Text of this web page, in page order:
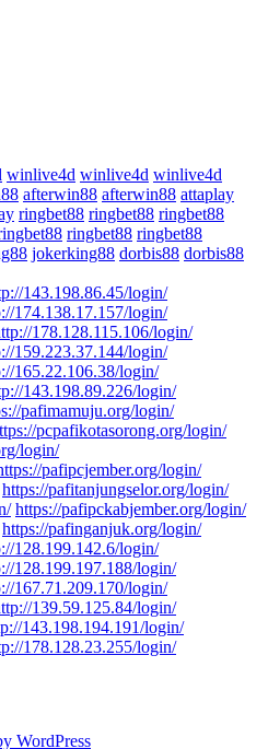
winlive4d winlive4d winlive4d
afterwin88 afterwin88 attaplay
ringbet88 ringbet88 ringbet88
ringbet88 ringbet88
jokerking88 dorbis88 dorbis88
143.198.86.45/login/
174.138.17.157/login/
178.128.115.106/login/
159.223.37.144/login/
165.22.106.38/login/
143.198.89.226/login/
pafimamuju.org/login/
pcpafikotasorong.org/login/
login/
pafipcjember.org/login/
https://pafitanjungselor.org/login/
https://pafipckabjember.org/login/
https://pafinganjuk.org/login/
128.199.142.6/login/
128.199.197.188/login/
167.71.209.170/login/
139.59.125.84/login/
143.198.194.191/login/
178.128.23.255/login/
WordPress